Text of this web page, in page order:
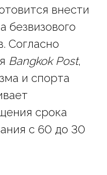
внести
безвизового
Согласно
Bangkok Post,
и спорта
срока
с 60 до 30